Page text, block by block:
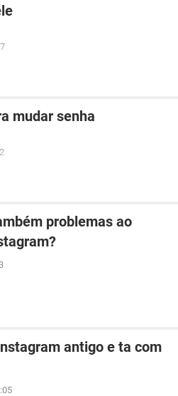
mudar senha
problemas ao
antigo e ta com